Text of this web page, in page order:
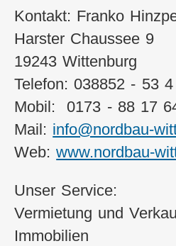
Kontakt: Franko
Harster Chaussee 9
19243 Wittenburg
Telefon: 038852 - 53
Mobil: 0173 - 88 17
Mail: info@nordbau-
Web:www.nordbau-
Unser Service:
Vermietung und
Immobilien